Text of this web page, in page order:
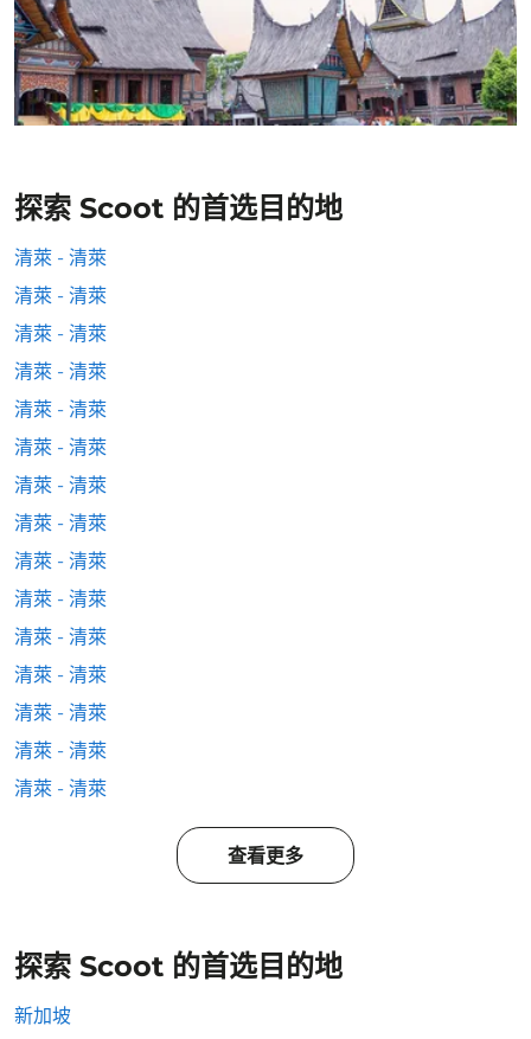
探索 Scoot 的首选目的地
清萊 - 清萊
清萊 - 清萊
清萊 - 清萊
清萊 - 清萊
清萊 - 清萊
清萊 - 清萊
清萊 - 清萊
清萊 - 清萊
清萊 - 清萊
清萊 - 清萊
清萊 - 清萊
清萊 - 清萊
清萊 - 清萊
清萊 - 清萊
清萊 - 清萊
查看更多
探索 Scoot 的首选目的地
新加坡